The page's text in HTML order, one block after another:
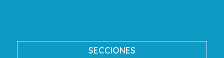
SECCIONES